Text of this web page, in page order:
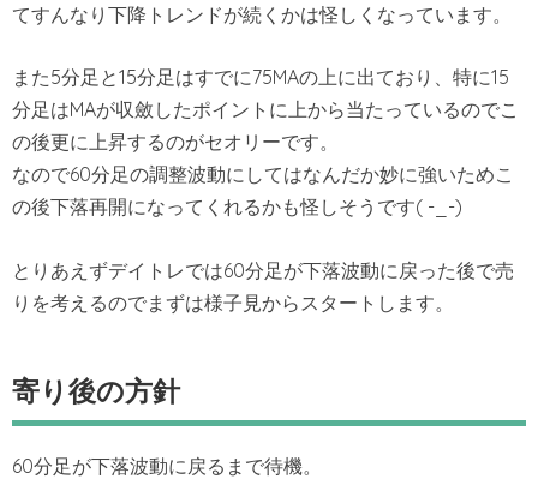
てすんなり下降トレンドが続くかは怪しくなっています。
また5分足と15分足はすでに75MAの上に出ており、特に15
分足はMAが収斂したポイントに上から当たっているのでこ
の後更に上昇するのがセオリーです。
なので60分足の調整波動にしてはなんだか妙に強いためこ
の後下落再開になってくれるかも怪しそうです( -_-)
とりあえずデイトレでは60分足が下落波動に戻った後で売
りを考えるのでまずは様子見からスタートします。
寄り後の方針
60分足が下落波動に戻るまで待機。